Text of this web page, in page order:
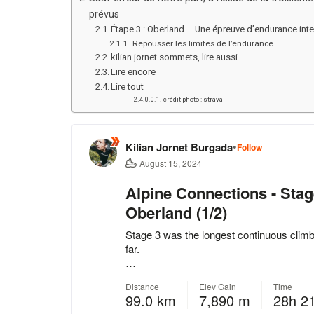
prévus
Étape 3 : Oberland – Une épreuve d’endurance
Repousser les limites de l’endurance
kilian jornet sommets, lire aussi
Lire encore
Lire tout
crédit photo : strava